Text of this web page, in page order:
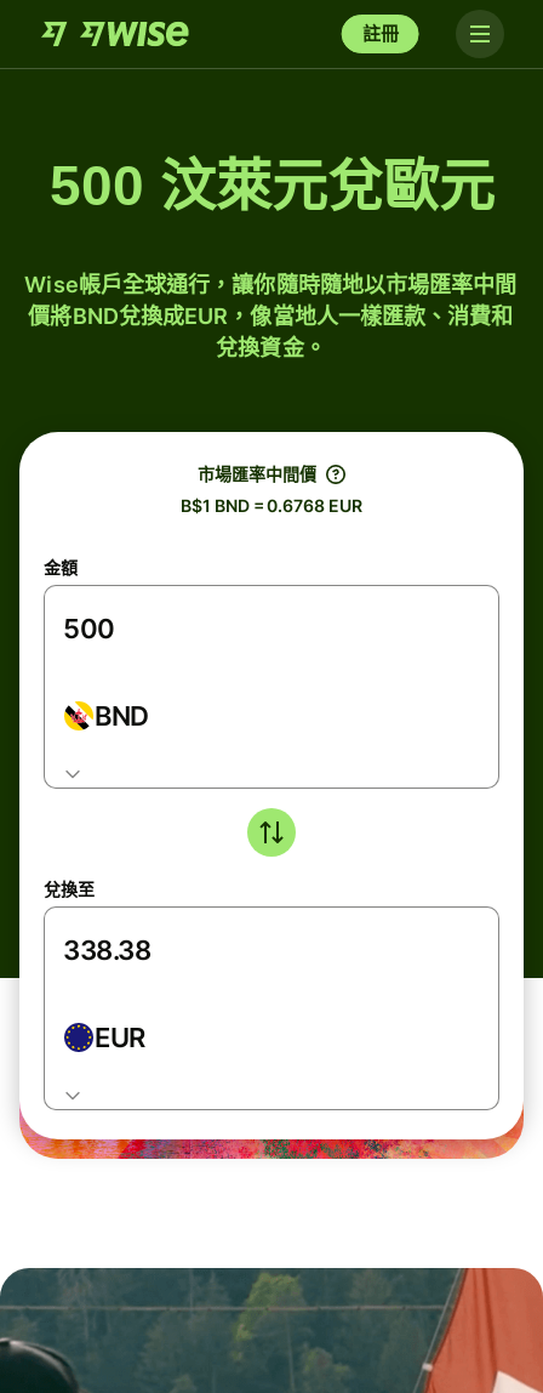
註冊
500 汶萊元兌歐元
Wise帳戶全球通行，讓你隨時隨地以市場匯率中間
價將BND兌換成EUR，像當地人一樣匯款、消費和
兌換資金。
市場匯率中間價
B$1 BND = 0.6768 EUR
金額
BND
兌換至
EUR